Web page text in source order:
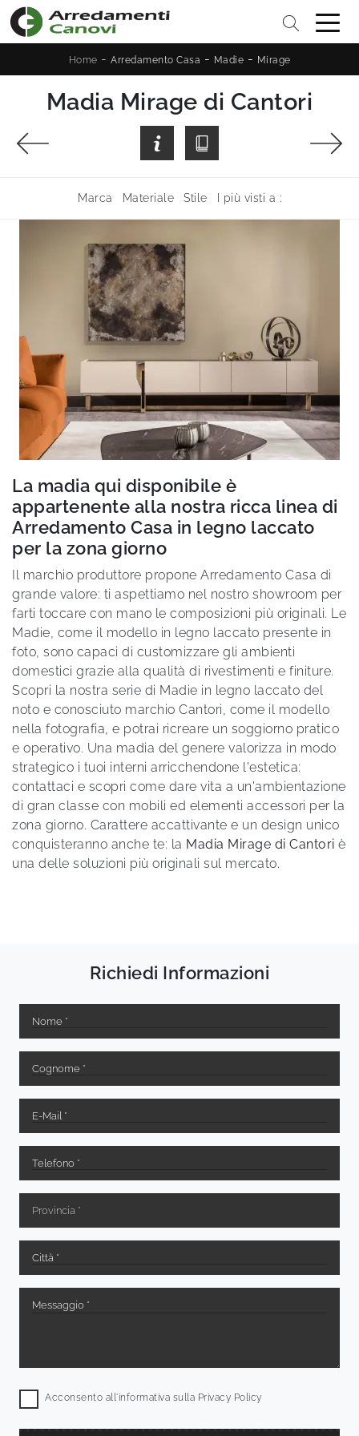
Home - Arredamento Casa - Madie - Mirage
Madia Mirage di Cantori
Marca Materiale Stile I più visti a :
La madia qui disponibile è
appartenente alla nostra ricca linea di
Arredamento Casa in legno laccato
per la zona giorno
Il marchio produttore propone Arredamento Casa di
grande valore: ti aspettiamo nel nostro showroom per
farti toccare con mano le composizioni più originali. Le
Madie, come il modello in legno laccato presente in
foto, sono capaci di customizzare gli ambienti
domestici grazie alla qualità di rivestimenti e finiture.
Scopri la nostra serie di Madie in legno laccato del
noto e conosciuto marchio Cantori, come il modello
nella fotografia, e potrai ricreare un soggiorno pratico
e operativo. Una madia del genere valorizza in modo
strategico i tuoi interni arricchendone l'estetica:
contattaci e scopri come dare vita a un'ambientazione
di gran classe con mobili ed elementi accessori per la
zona giorno. Carattere accattivante e un design unico
conquisteranno anche te: la Madia Mirage di Cantori è
una delle soluzioni più originali sul mercato.
Richiedi Informazioni
Acconsento all'informativa sulla Privacy Policy